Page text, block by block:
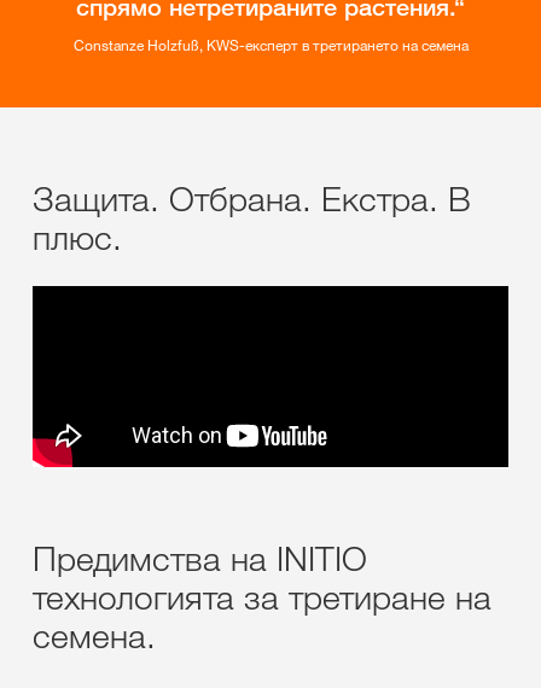
спрямо нетретираните растения.
Constanze Holzfuß, KWS-експерт в третирането на семена
Защита. Отбрана. Екстра. В
плюс.
Предимства на INITIO
технологията за третиране на
семена.